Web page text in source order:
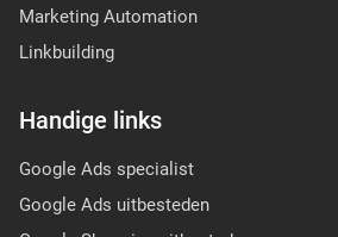
Marketing Automation
Linkbuilding
Handige links
Google Ads specialist
Google Ads uitbesteden